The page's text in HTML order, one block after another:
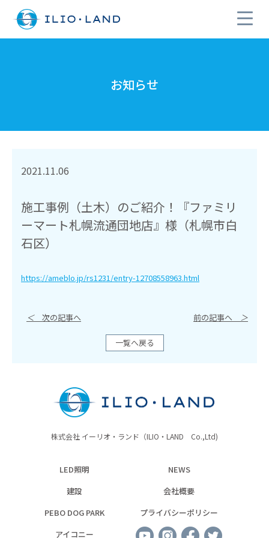
お知らせ
2021.11.06
施工事例（土木）のご紹介！『ファミリ
ーマート札幌流通団地店』様（札幌市白
石区）
https://ameblo.jp/rs1231/entry-12708558963.html
＜次の記事へ 前の記事へ ＞
一覧へ戻る
株式会社 イーリオ・ランド（ILIO・LAND Co.,Ltd)
LED照明
建設
PEBO DOG PARK
アイコニー
NEWS
会社概要
プライバシーポリシー